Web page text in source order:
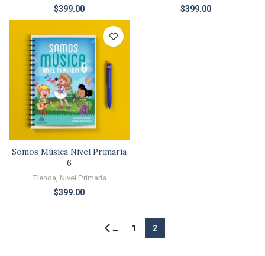
$399.00 $399.00
Somos Música Nivel Primaria
6
Tienda, Nivel Primaria
$399.00
← 1 2